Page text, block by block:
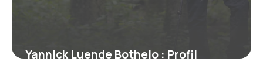
Yannick Luende Bothelo : Profil